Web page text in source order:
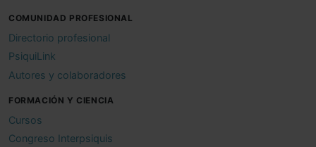
COMUNIDAD PROFESIONAL
Directorio profesional
PsiquiLink
Autores y colaboradores
FORMACIÓN Y CIENCIA
Cursos
Congreso Interpsiquis